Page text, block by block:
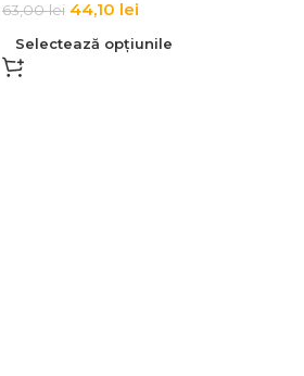
63,00lei 44,10 lei
Selectează opțiunile